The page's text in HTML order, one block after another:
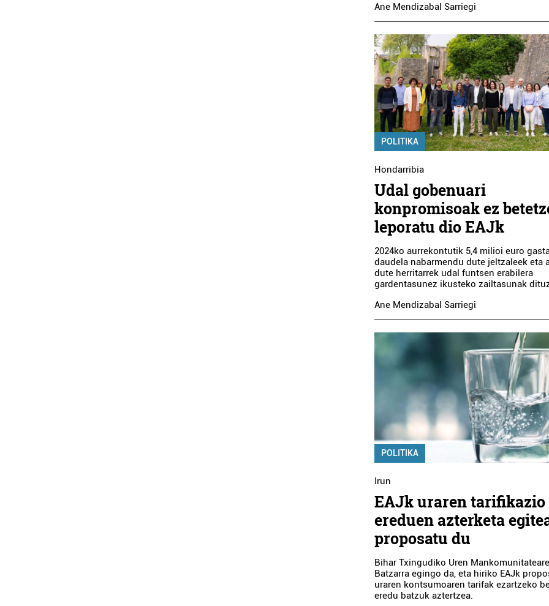
Ane Mendizabal Sarriegi
POLITIKA
Hondarribia
Udal gobenuari
konpromisoak ez
leporatu dio EAJk
2024ko aurrekontutik 5,4 milioi euro
daudela nabarmendu dute jeltzaleek eta
dute herritarrek udal funtsen erabilera
gardentasunez ikusteko zailtasunak
Ane Mendizabal Sarriegi
POLITIKA
Irun
EAJk uraren tarifikazio
ereduen azterketa
proposatu du
Bihar Txingudiko Uren
Batzarra egingo da, eta hiriko EAJk
uraren kontsumoaren tarifak ezartzeko
eredu batzuk aztertzea.